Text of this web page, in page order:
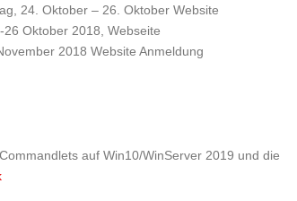
24. Oktober – 26. Oktober Website
Oktober 2018, Webseite
2018 Website Anmeldung
auf Win10/WinServer 2019 und die